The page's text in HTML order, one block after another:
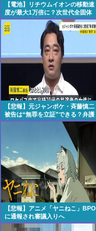
【電池】リチウムイオンの移動速
度が最大1万倍に？次世代全固体
電池の設計指針を変える分子レベ
ルの新発見
【悲報】元ジャンポケ・斉藤慎二
被告は“無罪を立証”できる？弁護
士が解説
【悲報】アニメ「ヤニねこ」BPO
に通報され審議入りへ